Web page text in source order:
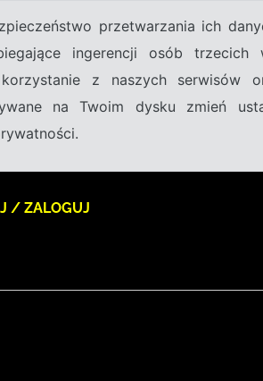
przetwarzania ich
ingerencji osób trzecich
z naszych serwisów
na Twoim dysku zmień
/ ZALOGUJ